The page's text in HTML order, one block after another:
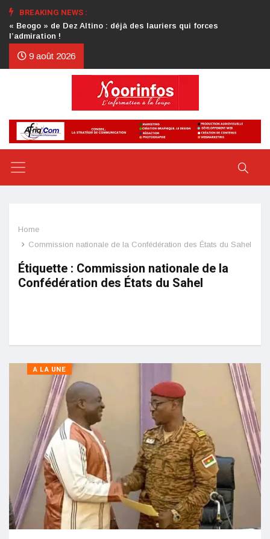
BREAKING NEWS :
Crise au CDP : l’authentification de la lettre du président
d’honneur toujours attendue
9 août 2026
Home
Commission nationale de la Confédération des États du Sahel
Étiquette : Commission nationale de la
Confédération des États du Sahel
A LA UNE